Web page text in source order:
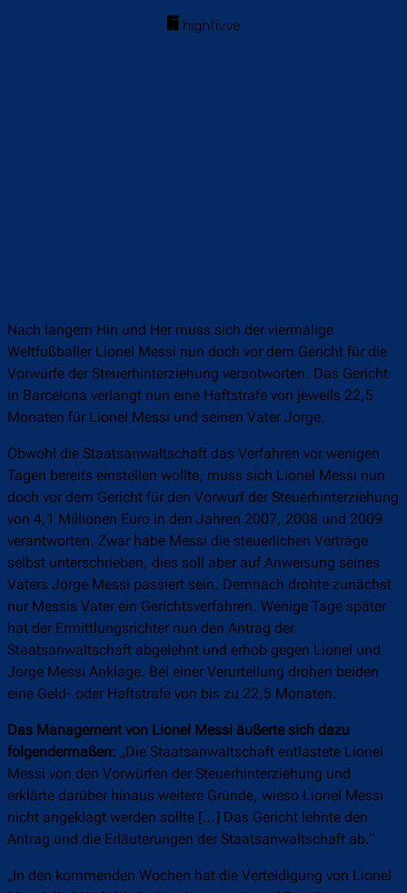
Nach langem Hin und Her muss sich der viermalige
Weltfußballer Lionel Messi nun doch vor dem Gericht für die
Vorwürfe der Steuerhinterziehung verantworten. Das Gericht
in Barcelona verlangt nun eine Haftstrafe von jeweils 22,5
Monaten für Lionel Messi und seinen Vater Jorge.
Obwohl die Staatsanwaltschaft das Verfahren vor wenigen
Tagen bereits einstellen wollte, muss sich Lionel Messi nun
doch vor dem Gericht für den Vorwurf der Steuerhinterziehung
von 4,1 Millionen Euro in den Jahren 2007, 2008 und 2009
verantworten. Zwar habe Messi die steuerlichen Verträge
selbst unterschrieben, dies soll aber auf Anweisung seines
Vaters Jorge Messi passiert sein. Demnach drohte zunächst
nur Messis Vater ein Gerichtsverfahren. Wenige Tage später
hat der Ermittlungsrichter nun den Antrag der
Staatsanwaltschaft abgelehnt und erhob gegen Lionel und
Jorge Messi Anklage. Bei einer Verurteilung drohen beiden
eine Geld- oder Haftstrafe von bis zu 22,5 Monaten.
Das Management von Lionel Messi äußerte sich dazu
folgendermaßen: „Die Staatsanwaltschaft entlastete Lionel
Messi von den Vorwürfen der Steuerhinterziehung und
erklärte darüber hinaus weitere Gründe, wieso Lionel Messi
nicht angeklagt werden sollte […] Das Gericht lehnte den
Antrag und die Erläuterungen der Staatsanwaltschaft ab.“
„In den kommenden Wochen hat die Verteidigung von Lionel